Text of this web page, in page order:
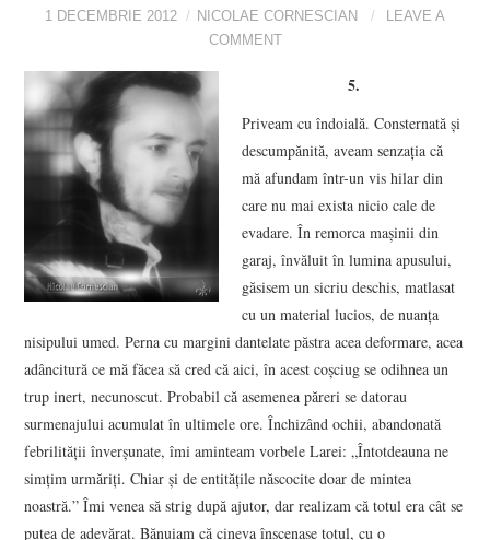
CONTRAPAGINI
CARTE & FILM
SUSPANS
NUMĂRUL 48 /
MARTIE 2018
NUMĂRUL 49 /
APRILIE 2018
1 DECEMBRIE 2012 NICOLAE CORNESCIAN
LEAVE A
COMMENT
5.
Priveam cu îndoială. Consternată şi
descumpănită, aveam senzaţia că
mă afundam într-un vis hilar din
care nu mai exista nicio cale de
evadare. În remorca maşinii din
garaj, învăluit în lumina apusului,
găsisem un sicriu deschis, matlasat
cu un material lucios, de nuanţa
nisipului umed. Perna cu margini dantelate păstra acea deformare, acea
adâncitură ce mă făcea să cred că aici, în acest coşciug se odihnea un
trup inert, necunoscut. Probabil că asemenea păreri se datorau
surmenajului acumulat în ultimele ore. Închizând ochii, abandonată
febrilităţii înverşunate, îmi aminteam vorbele Larei: „Întotdeauna ne
simţim urmăriţi. Chiar şi de entităţile născocite doar de mintea
noastră.” Îmi venea să strig după ajutor, dar realizam că totul era cât se
putea de adevărat. Bănuiam că cineva înscenase totul, cu o